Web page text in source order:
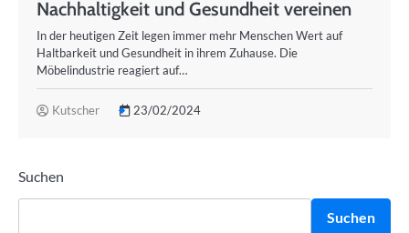
Nachhaltigkeit und Gesundheit vereinen
In der heutigen Zeit legen immer mehr Menschen Wert auf
Haltbarkeit und Gesundheit in ihrem Zuhause. Die
Möbelindustrie reagiert auf…
Kutscher 23/02/2024
Suchen
Suchen